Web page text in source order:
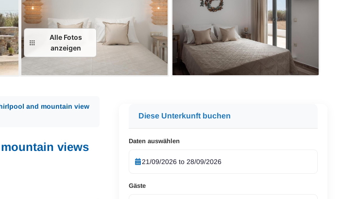
Alle Fotos
anzeigen
and mountain view
views
Diese Unterkunft buchen
Daten auswählen
Gäste